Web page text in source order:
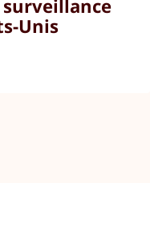
Unis